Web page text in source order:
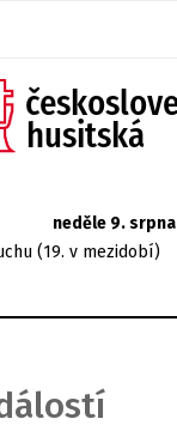
neděle 9. srpna
(19. v mezidobí)